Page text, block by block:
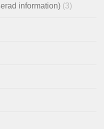
information) (3)